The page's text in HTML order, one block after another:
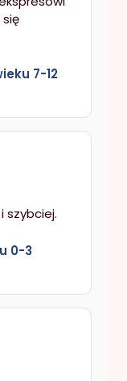
7-12
szybciej.
0-3